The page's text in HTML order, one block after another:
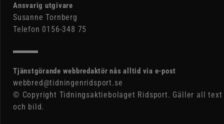
Ansvarig utgivare
Susanne Tornberg
Telefon 0156-348 75
Tjänstgörande webbredaktör nås alltid via e-post
webbred@tidningenridsport.se
© Copyright Tidningsaktiebolaget Ridsport. Gäller all text
och bild.